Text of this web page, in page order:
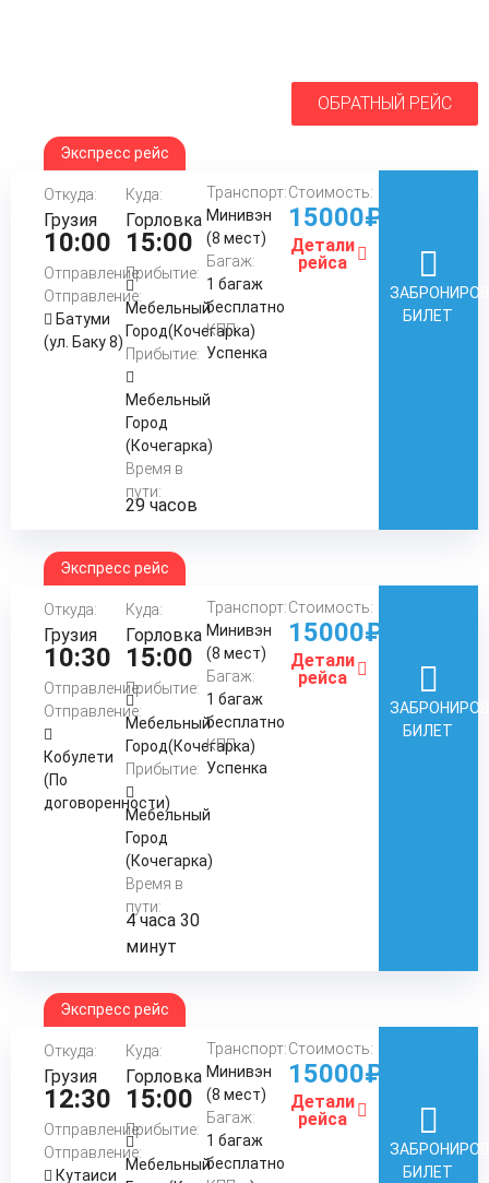
ОБРАТНЫЙ РЕЙС
Экспресс рейс
Откуда:
Грузия
10:00
Отправление:
Отправление:
Батуми
(ул. Баку 8)
Куда:
Горловка
15:00
Прибытие:
Мебельный
Город(Кочегарка)
Прибытие:
Мебельный
Город
(Кочегарка)
Время в
пути:
29 часов
Транспорт:
Минивэн
(8 мест)
Багаж:
1 багаж
бесплатно
КПП:
Успенка
Стоимость:
15000₽
Детали
рейса
БИЛЕТ
Экспресс рейс
Откуда:
Грузия
10:30
Отправление:
Отправление:
Кобулети
(По
договоренности)
Куда:
Горловка
15:00
Прибытие:
Мебельный
Город(Кочегарка)
Прибытие:
Мебельный
Город
(Кочегарка)
Время в
пути:
4 часа 30
минут
Транспорт:
Минивэн
(8 мест)
Багаж:
1 багаж
бесплатно
КПП:
Успенка
Стоимость:
15000₽
Детали
рейса
БИЛЕТ
Экспресс рейс
Откуда:
Грузия
12:30
Отправление:
Отправление:
Кутаиси
Куда:
Горловка
15:00
Прибытие:
Мебельный
Транспорт:
Минивэн
(8 мест)
Багаж:
1 багаж
бесплатно
Стоимость:
15000₽
Детали
рейса
БИЛЕТ